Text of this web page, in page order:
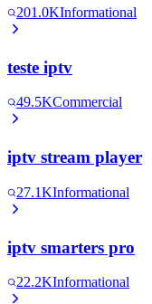
201.0KInformational
teste iptv
49.5KCommercial
iptv stream player
27.1KInformational
iptv smarters pro
22.2KInformational